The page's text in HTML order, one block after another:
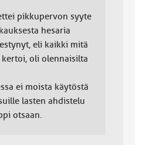
pikkupervon syyte
hesaria
eli kaikki mitä
oli olennaisilta
ei moista käytöstä
lasten ahdistelu
otsaan.